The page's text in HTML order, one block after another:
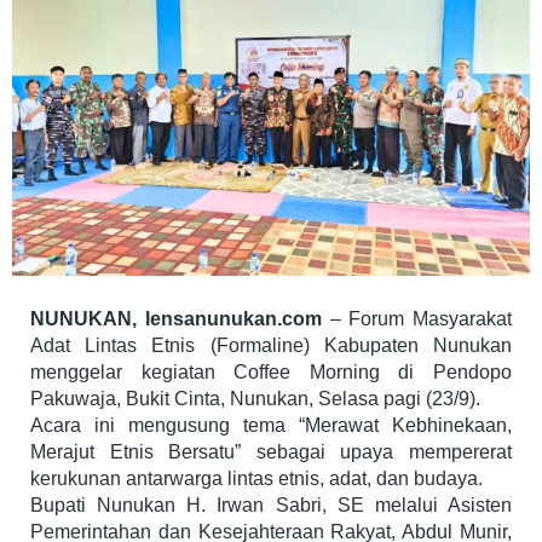
NUNUKAN, lensanunukan.com– Forum Masyarakat
Adat Lintas Etnis (Formaline) Kabupaten Nunukan
menggelar kegiatan Coffee Morning di Pendopo
Pakuwaja, Bukit Cinta, Nunukan, Selasa pagi (23/9).
Acara ini mengusung tema “Merawat Kebhinekaan,
Merajut Etnis Bersatu” sebagai upaya mempererat
kerukunan antarwarga lintas etnis, adat, dan budaya.
Bupati Nunukan H. Irwan Sabri, SE melalui Asisten
Pemerintahan dan Kesejahteraan Rakyat, Abdul Munir,